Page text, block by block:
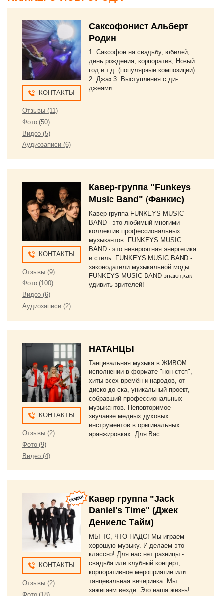
КОНТАКТЫ
Отзывы (11)
Фото (50)
Видео (5)
Аудиозаписи (6)
Саксофонист Альберт
Родин
1. Саксофон на свадьбу, юбилей,
день рождения, корпоратив, Новый
год и т.д. (популярные композиции)
2. Джаз 3. Выступления с ди-
джеями
КОНТАКТЫ
Отзывы (9)
Фото (100)
Видео (6)
Аудиозаписи (2)
Кавер-группа "Funkeys
Music Band" (Фанкис)
Кавер-группа FUNKEYS MUSIC
BAND - это любимый многими
коллектив профессиональных
музыкантов. FUNKEYS MUSIC
BAND - это невероятная энергетика
и стиль. FUNKEYS MUSIC BAND -
законодатели музыкальной моды.
FUNKEYS MUSIC BAND знают,как
удивить зрителей!
КОНТАКТЫ
Отзывы (2)
Фото (9)
Видео (4)
НАТАНЦЫ
Танцевальная музыка в ЖИВОМ
исполнении в формате "нон-стоп",
хиты всех времён и народов, от
диско до ска, уникальный проект,
собравший профессиональных
музыкантов. Неповторимое
звучание медных духовых
инструментов в оригинальных
аранжировках. Для Вас
КОНТАКТЫ
Отзывы (2)
Фото (18)
Кавер группа "Jack
Daniel's Time" (Джек
Дениелс Тайм)
МЫ ТО, ЧТО НАДО! Мы играем
хорошую музыку. И делаем это
классно! Для нас нет разницы -
свадьба или клубный концерт,
корпоративное мероприятие или
танцевальная вечеринка. Мы
зажигаем везде. Это наша жизнь!